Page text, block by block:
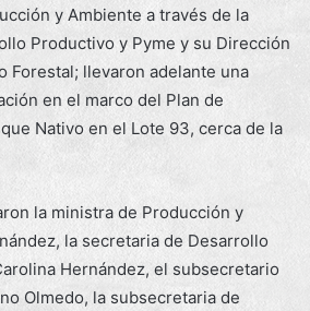
y Ambiente a través de la
Productivo y Pyme y su Dirección
Forestal; llevaron adelante una
en el marco del Plan de
Nativo en el Lote 93, cerca de la
la ministra de Producción y
la secretaria de Desarrollo
Hernández, el subsecretario
Olmedo, la subsecretaria de